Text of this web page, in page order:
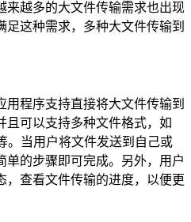
越多的大文件传输需求也出现
这种需求，多种大文件传输到
程序支持直接将大文件传输到
且可以支持多种文件格式，如
。当用户将文件发送到自己或
单的步骤即可完成。另外，用户
，查看文件传输的进度，以便更